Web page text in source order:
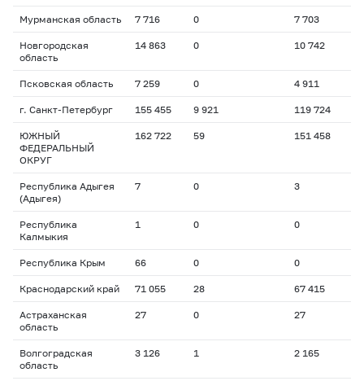
Мурманская область 7 716 0 7 703
Новгородская
область
14 863 0 10 742
Псковская область 7 259 0 4 911
г. Санкт-Петербург 155 455 9 921 119 724
ЮЖНЫЙ
ФЕДЕРАЛЬНЫЙ
ОКРУГ
162 722 59 151 458
Республика Адыгея
(Адыгея)
7 0 3
Республика
Калмыкия
1 0 0
Республика Крым 66 0 0
Краснодарский край 71 055 28 67 415
Астраханская
область
27 0 27
Волгоградская
область
3 126 1 2 165